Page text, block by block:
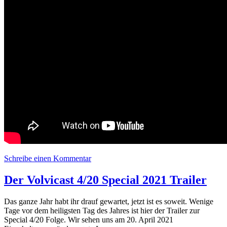
Schreibe einen Kommentarzu Volvicast 0020 | Das #4/20 Special
Der Volvicast 4/20 Special 2021 Trailer
Das ganze Jahr habt ihr drauf gewartet, jetzt ist es soweit. Wenige
Tage vor dem heiligsten Tag des Jahres ist hier der Trailer zur
Special 4/20 Folge. Wir sehen uns am 20. April 2021